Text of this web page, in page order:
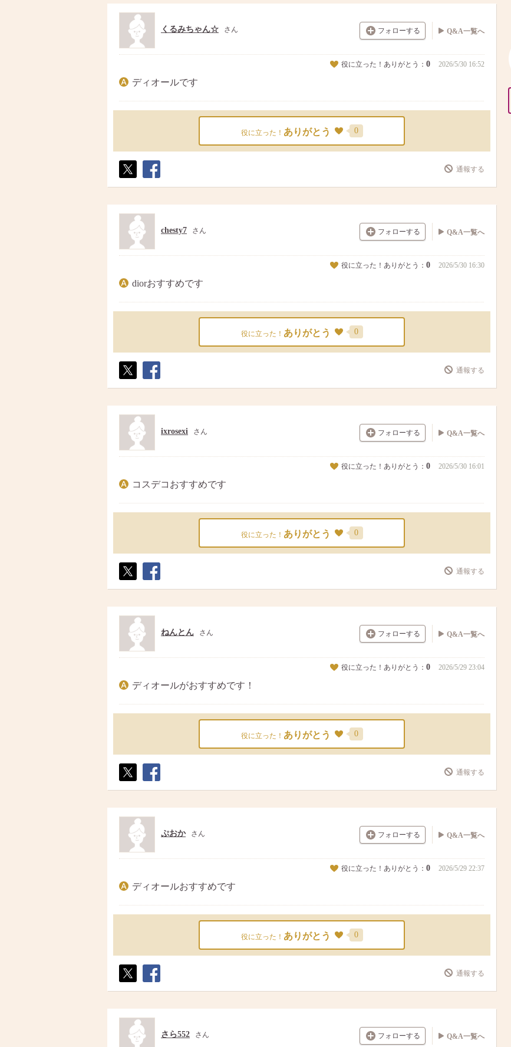
フォローする
くるみちゃん☆ さん Q&A一覧へ
役に立った！ありがとう： 0 2026/5/30 16:52
ディオールです
役に立った！ ありがとう 0
ト
ア
通報する
フォローする
chesty7 さん Q&A一覧へ
役に立った！ありがとう： 0 2026/5/30 16:30
diorおすすめです
役に立った！ ありがとう 0
ト
ア
通報する
フォローする
ixrosexi さん Q&A一覧へ
役に立った！ありがとう： 0 2026/5/30 16:01
コスデコおすすめです
役に立った！ ありがとう 0
ト
ア
通報する
フォローする
ねんとん さん Q&A一覧へ
役に立った！ありがとう： 0 2026/5/29 23:04
ディオールがおすすめです！
役に立った！ ありがとう 0
ト
ア
通報する
フォローする
ぷおか さん Q&A一覧へ
役に立った！ありがとう： 0 2026/5/29 22:37
ディオールおすすめです
役に立った！ ありがとう 0
ト
ア
通報する
フォローする
さら552 さん Q&A一覧へ